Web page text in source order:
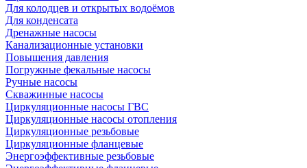
Для колодцев и открытых водоёмов
Для конденсата
Дренажные насосы
Канализационные установки
Повышения давления
Погружные фекальные насосы
Ручные насосы
Скважинные насосы
Циркуляционные насосы ГВС
Циркуляционные насосы отопления
Циркуляционные резьбовые
Циркуляционные фланцевые
Энергоэффективные резьбовые